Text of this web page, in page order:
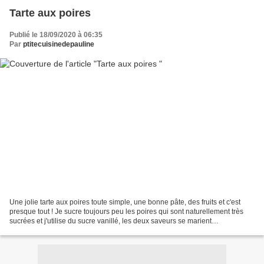
Tarte aux poires
Publié le 18/09/2020 à 06:35
Par ptitecuisinedepauline
Une jolie tarte aux poires toute simple, une bonne pâte, des fruits et c'est
presque tout ! Je sucre toujours peu les poires qui sont naturellement très
sucrées et j'utilise du sucre vanillé, les deux saveurs se marient